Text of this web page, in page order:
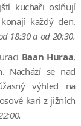
kuchaři oslňují
každý den.
18:30 a od 20:30.
Baan Huraa,
Nachází se nad
výhled na
kari z jižních